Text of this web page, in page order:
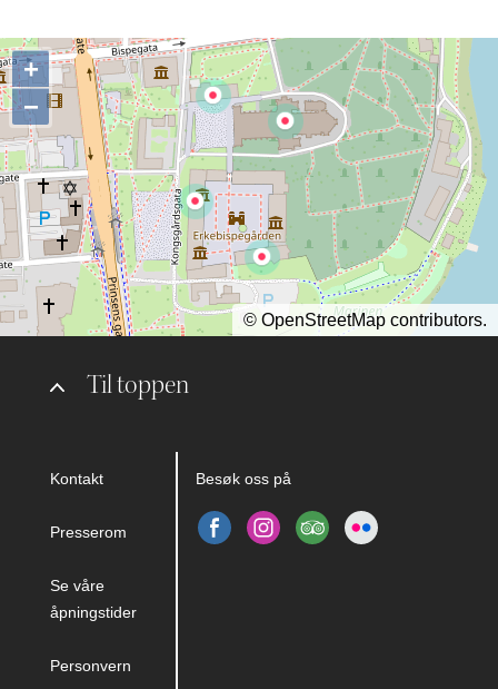
Til toppen
Kontakt
Presserom
Se våre
åpningstider
Personvern
Besøk oss på
+
−
© OpenStreetMap contributors.